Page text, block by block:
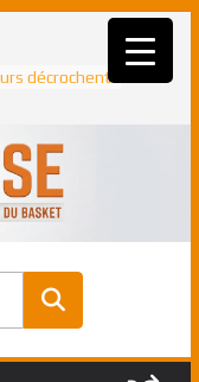
décrochent
rude bataille
et Giannis
le Greek
: son premier
en NBA, le
en 2002 :
de
élu